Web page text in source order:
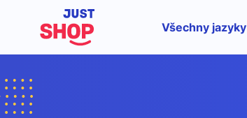
Všechny jazyky